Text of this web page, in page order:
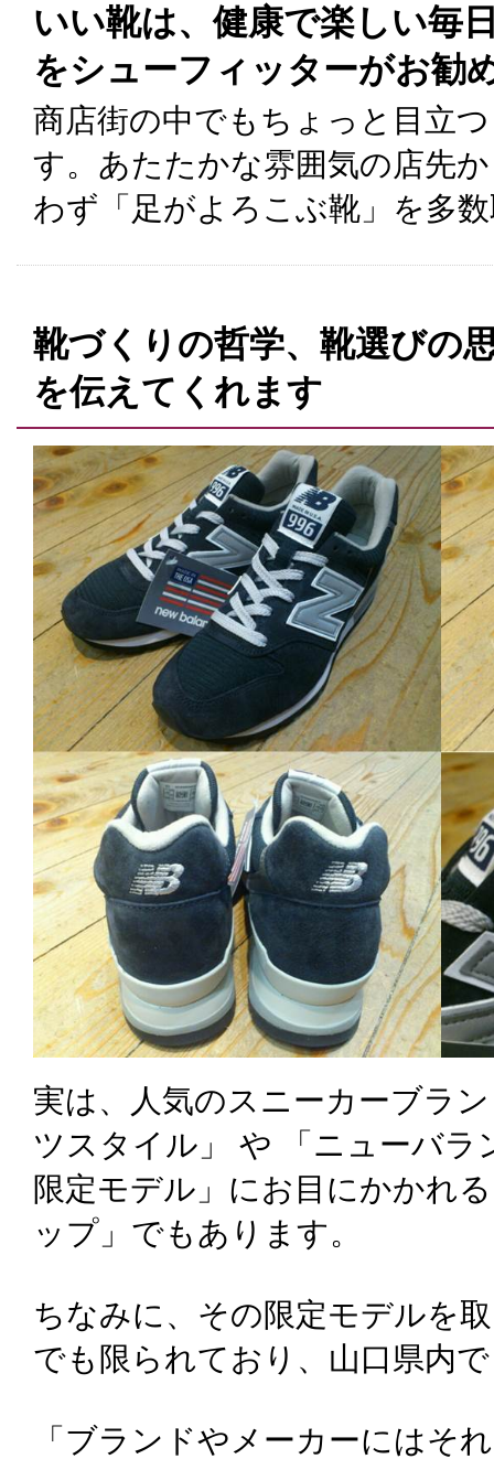
いい靴は、健康で楽しい毎
をシューフィッターがお勧
商店街の中でもちょっと目立
す。あたたかな雰囲気の店先
わず「足がよろこぶ靴」を多
靴づくりの哲学、靴選びの
を伝えてくれます
実は、人気のスニーカーブラ
ツスタイル」 や 「ニューバラ
限定モデル」にお目にかかれ
ップ」でもあります。
ちなみに、その限定モデルを
でも限られており、山口県内
「ブランドやメーカーにはそ